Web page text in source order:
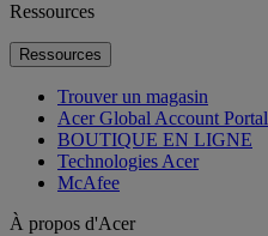
Ressources
Ressources
Trouver un magasin
Acer Global Account Portal
BOUTIQUE EN LIGNE
Technologies Acer
McAfee
À propos d'Acer